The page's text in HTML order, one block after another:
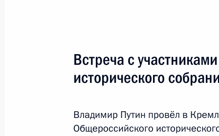
Послания Федеральному Собранию
Заявления по важнейшим вопросам
Речи и обращения
Встреча с
исторического
Владимир Путин провёл в
Общероссийского